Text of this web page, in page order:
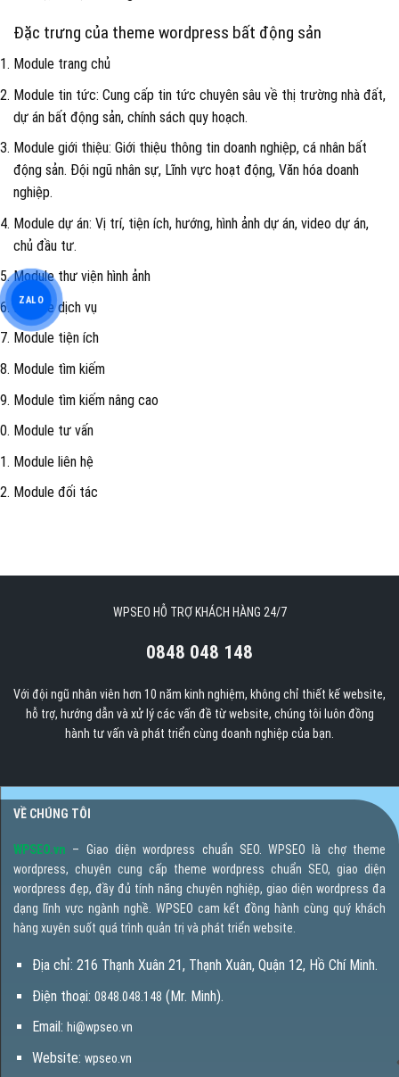
Đặc trưng của theme wordpress bất động sản
Module trang chủ
Module tin tức: Cung cấp tin tức chuyên sâu về thị trường nhà đất,
dự án bất động sản, chính sách quy hoạch.
Module giới thiệu: Giới thiệu thông tin doanh nghiệp, cá nhân bất
động sản. Đội ngũ nhân sự, Lĩnh vực hoạt động, Văn hóa doanh
nghiệp.
Module dự án: Vị trí, tiện ích, hướng, hình ảnh dự án, video dự án,
chủ đầu tư.
Module thư viện hình ảnh
Module dịch vụ
Module tiện ích
Module tìm kiếm
Module tìm kiếm nâng cao
Module tư vấn
Module liên hệ
Module đối tác
WPSEO HỖ TRỢ KHÁCH HÀNG 24/7
0848 048 148
Với đội ngũ nhân viên hơn 10 năm kinh nghiệm, không chỉ thiết kế website,
hỗ trợ, hướng dẫn và xử lý các vấn đề từ website, chúng tôi luôn đồng
hành tư vấn và phát triển cùng doanh nghiệp của bạn.
VỀ CHÚNG TÔI
WPSEO.vn – Giao diện wordpress chuẩn SEO. WPSEO là chợ theme
wordpress, chuyên cung cấp theme wordpress chuẩn SEO, giao diện
wordpress đẹp, đầy đủ tính năng chuyên nghiệp, giao diện wordpress đa
dạng lĩnh vực ngành nghề. WPSEO cam kết đồng hành cùng quý khách
hàng xuyên suốt quá trình quản trị và phát triển website.
Địa chỉ: 216 Thạnh Xuân 21, Thạnh Xuân, Quận 12, Hồ Chí Minh.
Điện thoại: 0848.048.148 (Mr. Minh).
Email: hi@wpseo.vn
Website: wpseo.vn
ZALO